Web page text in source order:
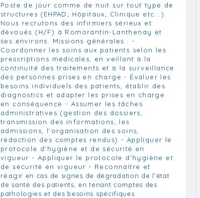
Poste de jour comme de nuit sur tout type de
structures (EHPAD; Hôpitaux; Clinique etc...).
Nous recrutons des infirmiers sérieux et
dévoués (H/F) à Romorantin-Lanthenay et
ses environs. Missions générales : -
Coordonner les soins aux patients selon les
prescriptions médicales, en veillant à la
continuité des traitements et à la surveillance
des personnes prises en charge - Évaluer les
besoins individuels des patients, établir des
diagnostics et adapter les prises en charge
en conséquence - Assumer les tâches
administratives (gestion des dossiers,
transmission des informations, les
admissions, l'organisation des soins,
rédaction des comptes rendus) - Appliquer le
protocole d'hygiène et de sécurité en
vigueur - Appliquer le protocole d'hygiène et
de sécurité en vigueur - Reconnaître et
réagir en cas de signes de dégradation de l'état
de santé des patients, en tenant comptes des
pathologies et des besoins spécifiques